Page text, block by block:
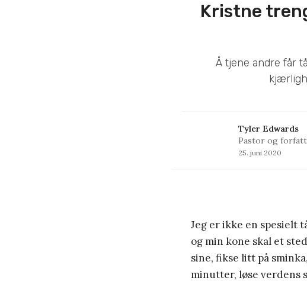
Kristne
Å tjene andre får
Tyler Edwards
Pastor og
25. juni 2020
Jeg er ikke en spesielt
og min kone skal et
sine, fikse litt på
minutter, løse verdens